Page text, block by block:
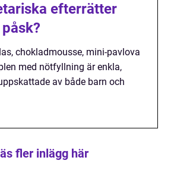
efterrätter
chokladmousse, mini-pavlova
med nötfyllning är enkla,
av både barn och
fler inlägg här